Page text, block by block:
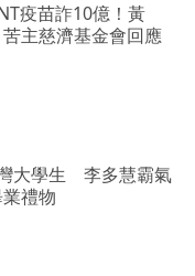
疫苗詐10億！黃
主慈濟基金會回應
大學生 李多慧霸氣
禮物